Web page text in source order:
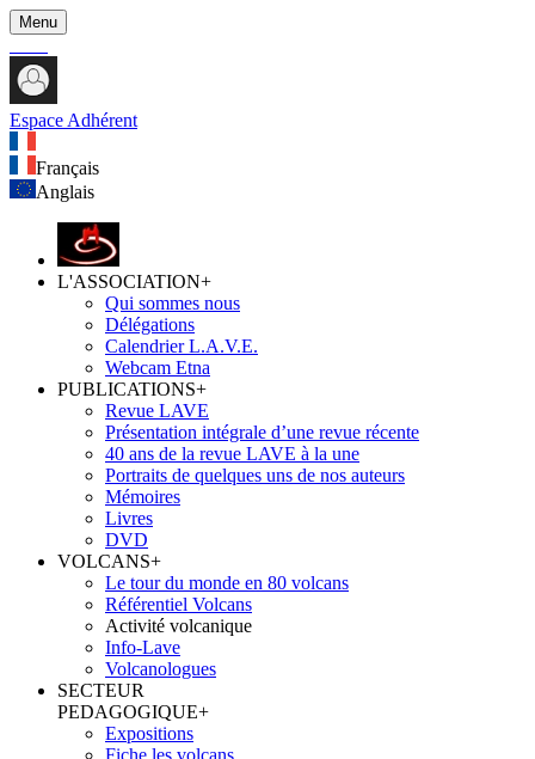
Menu
Espace Adhérent
Français
Anglais
L'ASSOCIATION+
Qui sommes nous
Délégations
Calendrier L.A.V.E.
Webcam Etna
PUBLICATIONS+
Revue LAVE
Présentation intégrale d’une revue récente
40 ans de la revue LAVE à la une
Portraits de quelques uns de nos auteurs
Mémoires
Livres
DVD
VOLCANS+
Le tour du monde en 80 volcans
Référentiel Volcans
Activité volcanique
Info-Lave
Volcanologues
SECTEUR
PEDAGOGIQUE+
Expositions
Fiche les volcans